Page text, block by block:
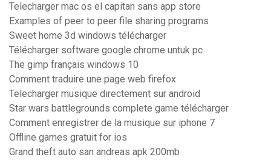
Telecharger mac os el capitan sans app store
Examples of peer to peer file sharing programs
Sweet home 3d windows télécharger
Télécharger software google chrome untuk pc
The gimp français windows 10
Comment traduire une page web firefox
Telecharger musique directement sur android
Star wars battlegrounds complete game télécharger
Comment enregistrer de la musique sur iphone 7
Offline games gratuit for ios
Grand theft auto san andreas apk 200mb